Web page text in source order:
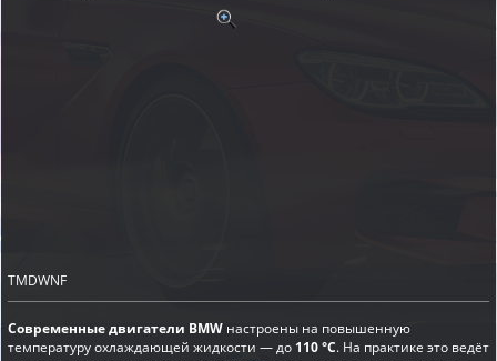
TMDWNF
Современные двигатели BMW настроены на повышенную
температуру охлаждающей жидкости — до 110 °C. На практике это ведёт